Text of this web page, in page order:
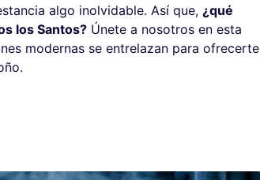
algo inolvidable. Así que, ¿qué
los Santos? Únete a nosotros en esta
modernas se entrelazan para ofrecerte